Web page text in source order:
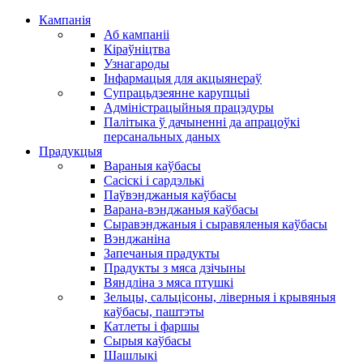
Кампанія
Аб кампаніі
Кіраўніцтва
Узнагароды
Інфармацыя для акцыянераў
Супрацьдзеянне карупцыі
Адміністрацыйныя працэдуры
Палітыка ў дачыненні да апрацоўкі
персанальных даных
Прадукцыя
Вараныя каўбасы
Сасіскі і сардэлькі
Паўвэнджаныя каўбасы
Варана-вэнджаныя каўбасы
Сыравэнджаныя і сыравяленыя каўбасы
Вэнджаніна
Запечаныя прадукты
Прадукты з мяса дзічыны
Вяндліна з мяса птушкі
Зельцы, сальцісоны, ліверныя і крывяныя
каўбасы, паштэты
Катлеты і фаршы
Сырыя каўбасы
Шашлыкі